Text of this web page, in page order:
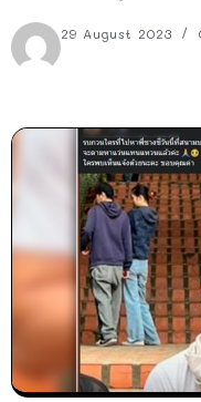
29 August 2023